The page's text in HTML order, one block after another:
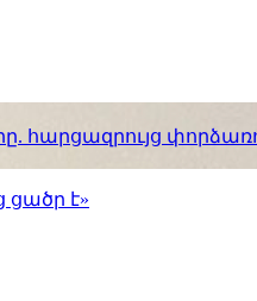
հարցազրույց
ցածր է»